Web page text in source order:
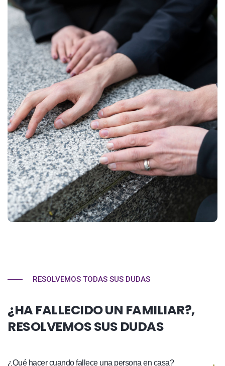
RESOLVEMOS TODAS SUS DUDAS
¿HA FALLECIDO UN FAMILIAR?,
RESOLVEMOS SUS DUDAS
¿Qué hacer cuando fallece una persona en casa?